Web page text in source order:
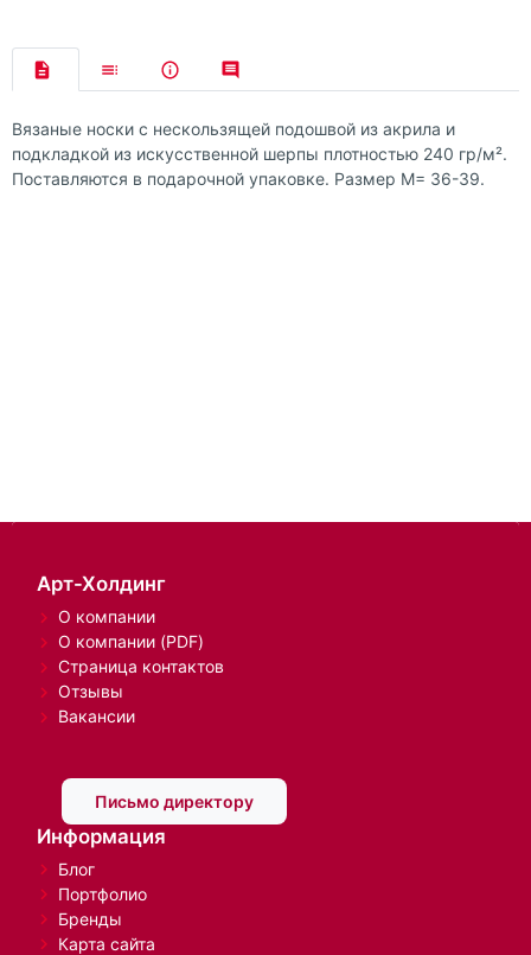
Вязаные носки с нескользящей подошвой из акрила и
подкладкой из искусственной шерпы плотностью 240 гр/м².
Поставляются в подарочной упаковке. Размер M= 36-39.
Арт-Холдинг
О компании
О компании (PDF)
Страница контактов
Отзывы
Вакансии
Письмо директору
Информация
Блог
Портфолио
Бренды
Карта сайта